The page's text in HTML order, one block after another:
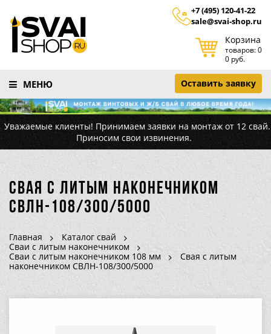
+7 (495) 120-41-22
sale@svai-shop.ru
Корзина
товаров: 0
0 руб.
МЕНЮ Оставить заявку
Уважаемые клиенты! Принимаем заявки на монтаж от 12 свай.
Приносим свои извинения.
Свая с литым наконечником
СВЛН-108/300/5000
Главная
Каталог свай
Сваи с литым наконечником
Сваи с литым наконечником 108 мм
Свая с литым
наконечником СВЛН-108/300/5000